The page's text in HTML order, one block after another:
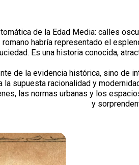
de la Edad Media: calles
habría representado el
Es una historia conocida,
de la evidencia histórica, sino
supuesta racionalidad y
las normas urbanas y los
y